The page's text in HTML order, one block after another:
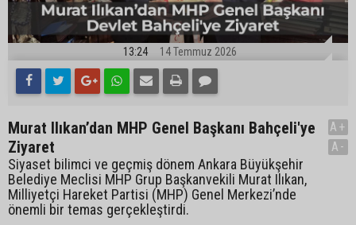
13:24 14 Temmuz 2026
Murat Ilıkan’dan MHP Genel Başkanı Bahçeli'ye
Ziyaret
Siyaset bilimci ve geçmiş dönem Ankara Büyükşehir
Belediye Meclisi MHP Grup Başkanvekili Murat Ilıkan,
Milliyetçi Hareket Partisi (MHP) Genel Merkezi’nde
önemli bir temas gerçekleştirdi.
A+
A-